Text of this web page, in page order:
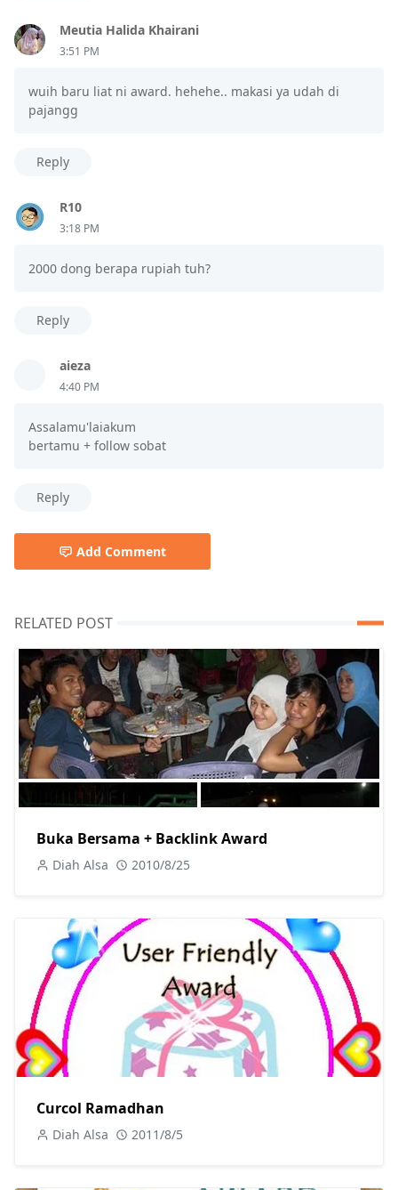
Meutia Halida Khairani
3:51 PM
wuih baru liat ni award. hehehe.. makasi ya udah di
pajangg
Reply
R10
3:18 PM
2000 dong berapa rupiah tuh?
Reply
aieza
4:40 PM
Assalamu'laiakum
bertamu + follow sobat
Reply
Add Comment
RELATED POST
Buka Bersama + Backlink Award
Diah Alsa 2010/8/25
Curcol Ramadhan
Diah Alsa 2011/8/5